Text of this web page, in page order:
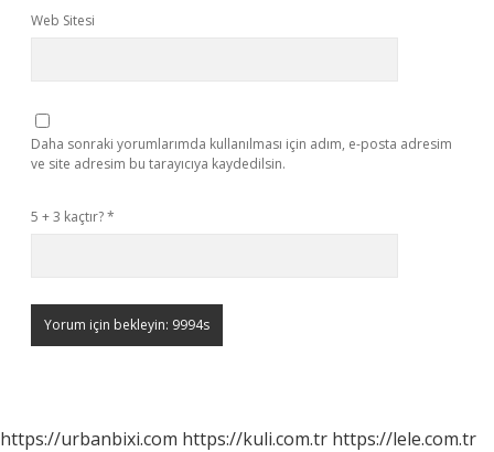
Web Sitesi
Daha sonraki yorumlarımda kullanılması için adım, e-posta adresim
ve site adresim bu tarayıcıya kaydedilsin.
5 + 3 kaçtır?*
https://urbanbixi.com https://kuli.com.tr https://lele.com.tr